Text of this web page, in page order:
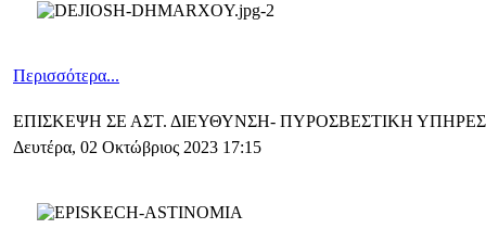
Περισσότερα...
ΕΠΙΣΚΕΨΗ ΣΕ ΑΣΤ. ΔΙΕΥΘΥΝΣΗ- ΠΥΡΟΣΒΕΣΤΙΚΗ
Δευτέρα, 02 Οκτώβριος 2023 17:15